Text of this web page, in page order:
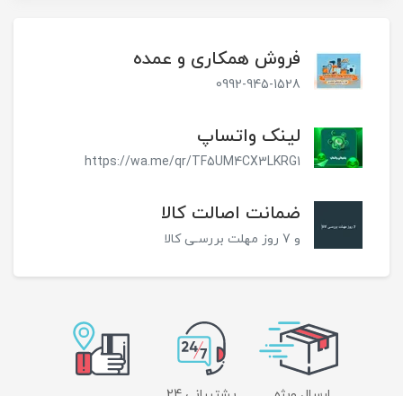
فروش همکاری و عمده
0992-945-1528
لینک واتساپ
https://wa.me/qr/TF5UM4CX3LKRG1
ضمانت اصالت کالا
و 7 روز مهلت بررسـی کالا